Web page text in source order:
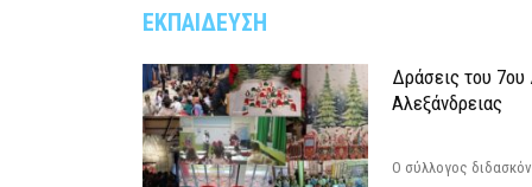
ΕΚΠΑΙΔΕΥΣΗ
Δράσεις του 7ου
Αλεξάνδρειας
Ο σύλλογος